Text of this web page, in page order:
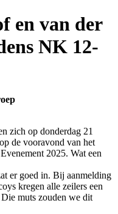
en van der
NK 12-
zich op donderdag 21
de vooravond van het
2025. Wat een
er goed in. Bij aanmelding
kregen alle zeilers een
muts zouden we dit